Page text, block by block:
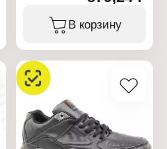
В корзину